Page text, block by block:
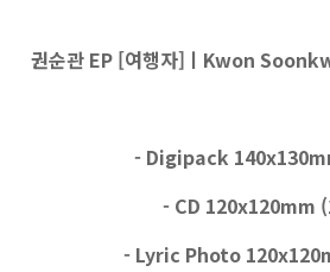
권순관 EP [여행자]ㅣKwon
- Digipack
- CD 120x120mm
- Lyric Photo